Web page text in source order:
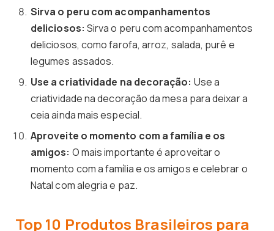
Sirva o peru com acompanhamentos
deliciosos: Sirva o peru com acompanhamentos
deliciosos, como farofa, arroz, salada, purê e
legumes assados.
Use a criatividade na decoração: Use a
criatividade na decoração da mesa para deixar a
ceia ainda mais especial.
Aproveite o momento com a família e os
amigos: O mais importante é aproveitar o
momento com a família e os amigos e celebrar o
Natal com alegria e paz.
Top 10 Produtos Brasileiros para